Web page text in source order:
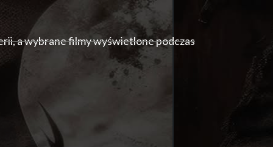
a wybrane filmy wyświetlone podczas